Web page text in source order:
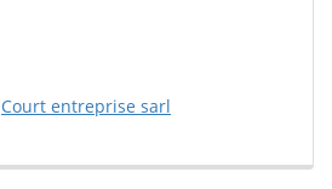
Court entreprise sarl